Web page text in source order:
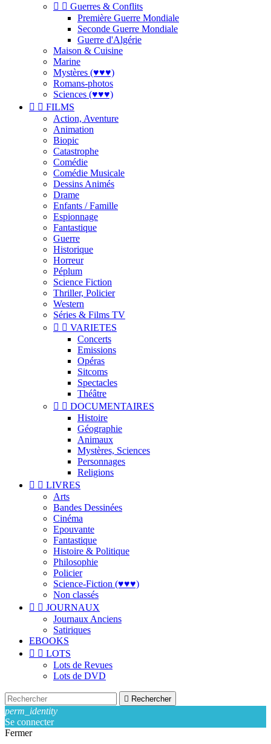
  Guerres & Conflits
Première Guerre Mondiale
Seconde Guerre Mondiale
Guerre d'Algérie
Maison & Cuisine
Marine
Mystères (♥♥♥)
Romans-photos
Sciences (♥♥♥)
  FILMS
Action, Aventure
Animation
Biopic
Catastrophe
Comédie
Comédie Musicale
Dessins Animés
Drame
Enfants / Famille
Espionnage
Fantastique
Guerre
Historique
Horreur
Péplum
Science Fiction
Thriller, Policier
Western
Séries & Films TV
  VARIETES
Concerts
Emissions
Opéras
Sitcoms
Spectacles
Théâtre
  DOCUMENTAIRES
Histoire
Géographie
Animaux
Mystères, Sciences
Personnages
Religions
  LIVRES
Arts
Bandes Dessinées
Cinéma
Epouvante
Fantastique
Histoire & Politique
Philosophie
Policier
Science-Fiction (♥♥♥)
Non classés
  JOURNAUX
Journaux Anciens
Satiriques
EBOOKS
  LOTS
Lots de Revues
Lots de DVD
 Rechercher
perm_identity
Se connecter
Fermer